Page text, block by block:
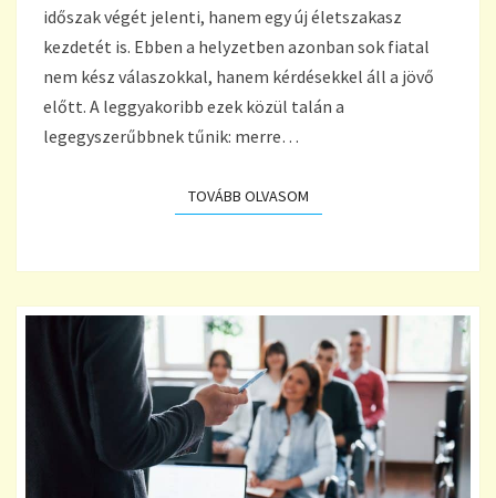
VÉGZŐS
DIÁKOK
SZÁMÁRA
időszak végét jelenti, hanem egy új életszakasz
kezdetét is. Ebben a helyzetben azonban sok fiatal
nem kész válaszokkal, hanem kérdésekkel áll a jövő
előtt. A leggyakoribb ezek közül talán a
legegyszerűbbnek tűnik: merre…
TOVÁBB OLVASOMTOVÁBB OLVASOM